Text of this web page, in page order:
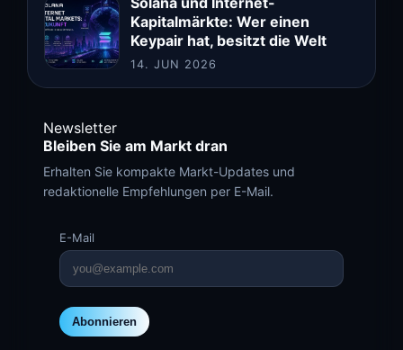
Kapitalmärkte: Wer einen
Keypair hat, besitzt die Welt
14. JUN 2026
Newsletter
Bleiben Sie am Markt dran
Erhalten Sie kompakte Markt-Updates und
redaktionelle Empfehlungen per E-Mail.
E-Mail
Abonnieren